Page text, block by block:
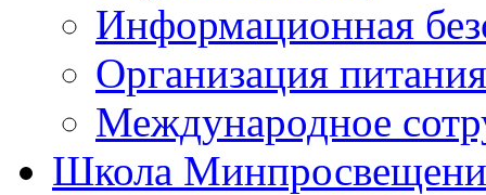
Информационная
Организация
Международное
Школа